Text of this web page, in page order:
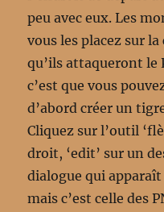
peu avec eux. Les
vous les placez sur
qu’ils attaqueront le
c’est que vous
d’abord créer un
Cliquez sur l’outil
droit, ‘edit’ sur un
dialogue qui
mais c’est celle des